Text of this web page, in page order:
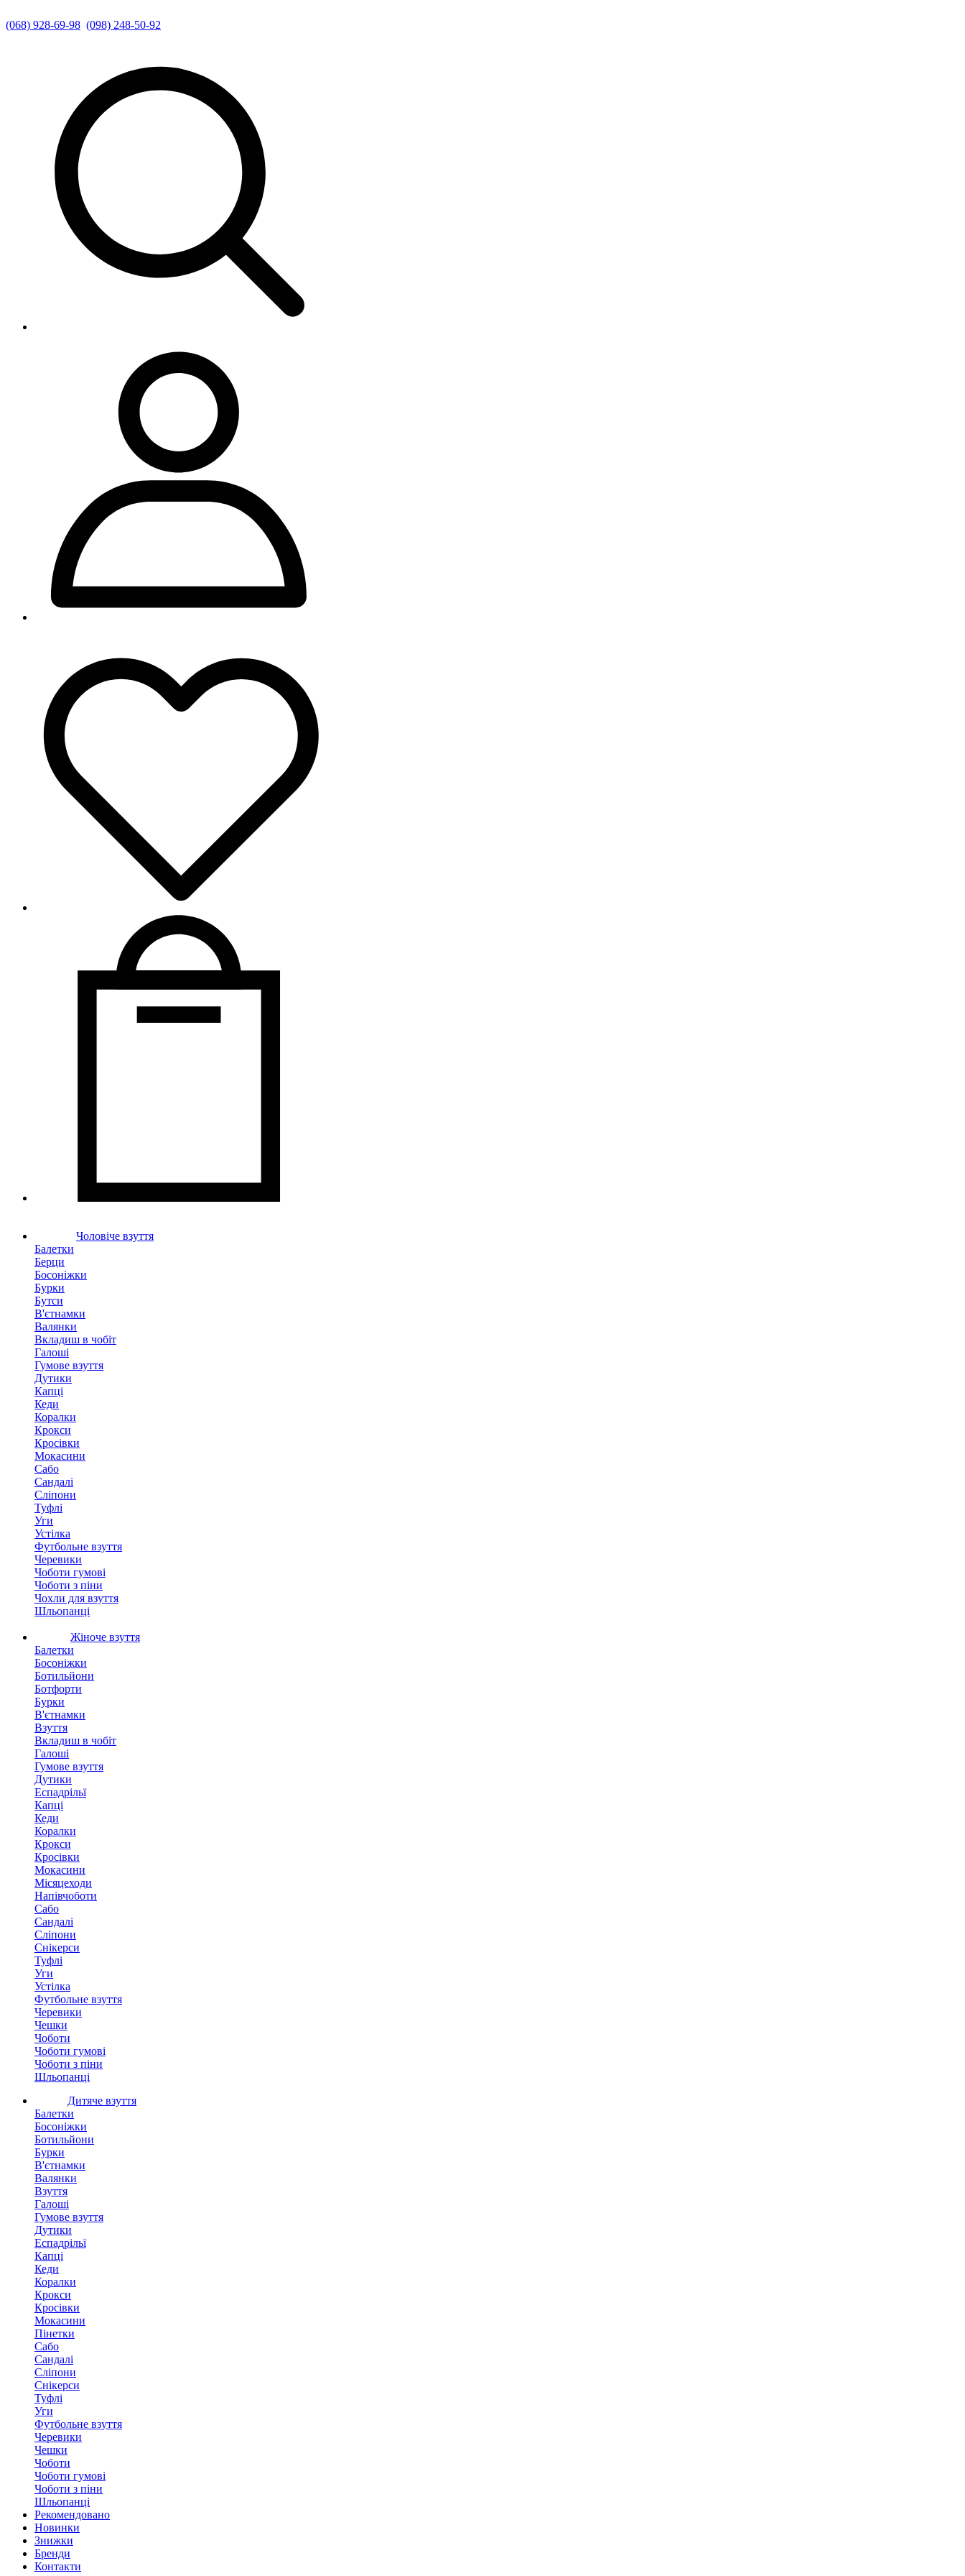
(068) 928-69-98 (098) 248-50-92
Чоловіче взуття
Балетки
Берци
Босоніжки
Бурки
Бутси
В'єтнамки
Валянки
Вкладиш в чобіт
Галоші
Гумове взуття
Дутики
Капці
Кеди
Коралки
Крокси
Кросівки
Мокасини
Сабо
Сандалі
Сліпони
Туфлі
Уги
Устілка
Футбольне взуття
Черевики
Чоботи гумові
Чоботи з піни
Чохли для взуття
Шльопанці
Жіноче взуття
Балетки
Босоніжки
Ботильйони
Ботфорти
Бурки
В'єтнамки
Взуття
Вкладиш в чобіт
Галоші
Гумове взуття
Дутики
Еспадрільї
Капці
Кеди
Коралки
Крокси
Кросівки
Мокасини
Місяцеходи
Напівчоботи
Сабо
Сандалі
Сліпони
Снікерси
Туфлі
Уги
Устілка
Футбольне взуття
Черевики
Чешки
Чоботи
Чоботи гумові
Чоботи з піни
Шльопанці
Дитяче взуття
Балетки
Босоніжки
Ботильйони
Бурки
В'єтнамки
Валянки
Взуття
Галоші
Гумове взуття
Дутики
Еспадрільї
Капці
Кеди
Коралки
Крокси
Кросівки
Мокасини
Пінетки
Сабо
Сандалі
Сліпони
Снікерси
Туфлі
Уги
Футбольне взуття
Черевики
Чешки
Чоботи
Чоботи гумові
Чоботи з піни
Шльопанці
Рекомендовано
Новинки
Знижки
Бренди
Контакти